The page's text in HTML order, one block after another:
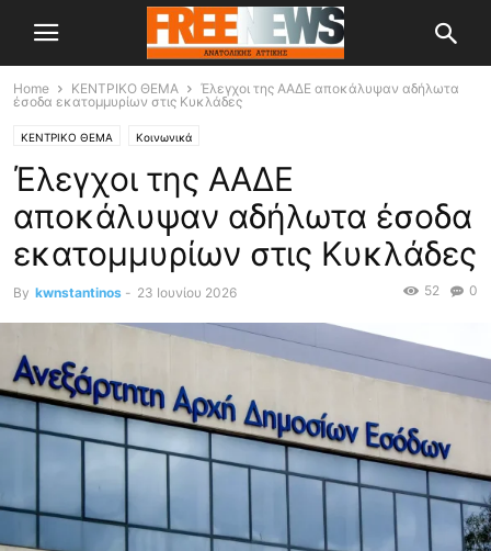
Home ΚΕΝΤΡΙΚΟ ΘΕΜΑ
Έλεγχοι της ΑΑΔΕ αποκάλυψαν αδήλωτα
έσοδα εκατομμυρίων στις Κυκλάδες
ΚΕΝΤΡΙΚΟ ΘΕΜΑ Κοινωνικά
Έλεγχοι της ΑΑΔΕ
αποκάλυψαν αδήλωτα έσοδα
εκατομμυρίων στις Κυκλάδες
By kwnstantinos - 23 Ιουνίου 2026 0
52